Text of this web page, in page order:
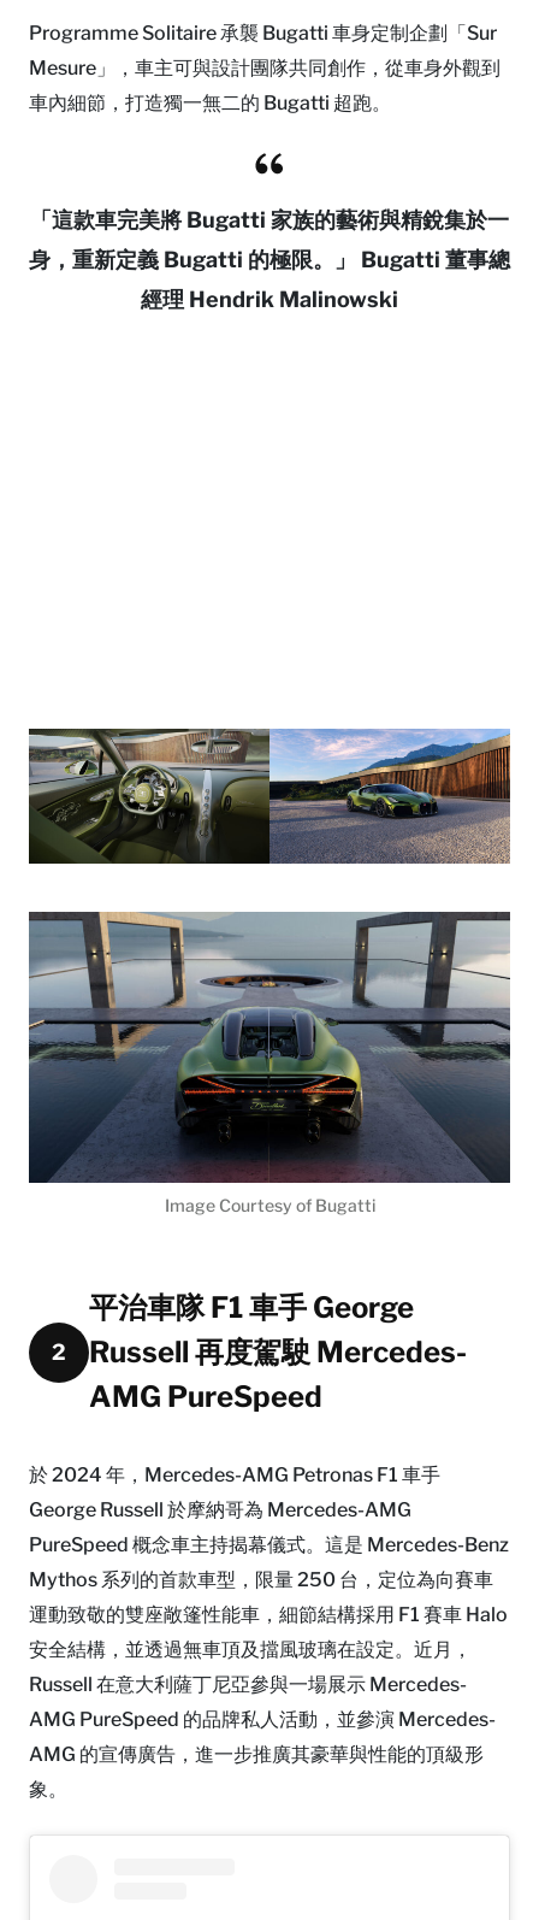
Programme Solitaire 承襲 Bugatti 車身定制企劃「Sur
Mesure」，車主可與設計團隊共同創作，從車身外觀到
車內細節，打造獨一無二的 Bugatti 超跑。
「這款車完美將 Bugatti 家族的藝術與精銳集於一
身，重新定義 Bugatti 的極限。」 Bugatti 董事總
經理 Hendrik Malinowski
Image Courtesy of Bugatti
2
平治車隊 F1 車手 George
Russell 再度駕駛 Mercedes-
AMG PureSpeed
於 2024 年，Mercedes-AMG Petronas F1 車手
George Russell 於摩納哥為 Mercedes-AMG
PureSpeed 概念車主持揭幕儀式。這是 Mercedes-Benz
Mythos 系列的首款車型，限量 250 台，定位為向賽車
運動致敬的雙座敞篷性能車，細節結構採用 F1 賽車 Halo
安全結構，並透過無車頂及擋風玻璃在設定。近月，
Russell 在意大利薩丁尼亞參與一場展示 Mercedes-
AMG PureSpeed 的品牌私人活動，並參演 Mercedes-
AMG 的宣傳廣告，進一步推廣其豪華與性能的頂級形
象。